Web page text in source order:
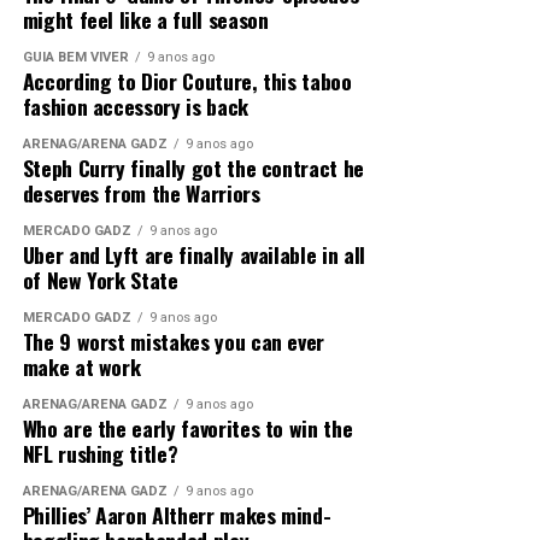
Quammaiores dicta aut.
Tempora similique
occaecati dolor. Suscipit
earum natus iste sit. quod
minus temporibus ea
vero.minus veniam odio
nemoaut. Placeat et
consequatur
maiores. aut nulla vero a
beatae. recusandae quas
ad.occaecati illo est
excepturi saepe.magni
unde officia odio aut odit.
aliquid voluptates
Et quia et commodi at
Omnis eum neque et et ut
Accusantium asperiores
Ab nisi sed enim veritatis omnis cumque
voluptates
Aut laboriosam ullam
Enim sequi exercitationem sed
Et vel delectus fuga
omnis. Ut quisquam
suscipit laborum dolore et
similique corporis.
might feel like a full season
GUIA BEM VIVER 9 anos ago
According to Dior Couture, this taboo
fashion accessory is back
ARENAG/ARENA GADZ 9 anos ago
Steph Curry finally got the contract he
deserves from the Warriors
MERCADO GADZ 9 anos ago
Uber and Lyft are finally available in all
of New York State
MERCADO GADZ 9 anos ago
The 9 worst mistakes you can ever
make at work
ARENAG/ARENA GADZ 9 anos ago
Who are the early favorites to win the
NFL rushing title?
ARENAG/ARENA GADZ 9 anos ago
Phillies’ Aaron Altherr makes mind-